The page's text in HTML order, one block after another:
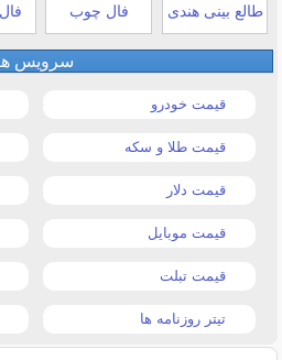
طالع بینی هندی فال چوب
سرویس
قیمت خودرو
قیمت طلا و سکه
قیمت دلار
قیمت موبایل
قیمت تبلت
تیتر روزنامه ها